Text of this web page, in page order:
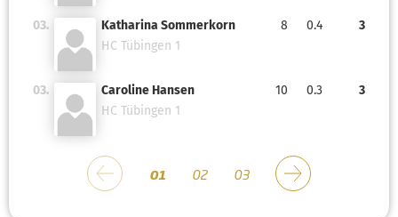
03.
Katharina Sommerkorn
HC Tübingen 1
8 0.4 3
03.
Caroline Hansen
HC Tübingen 1
10 0.3 3
01 02 03